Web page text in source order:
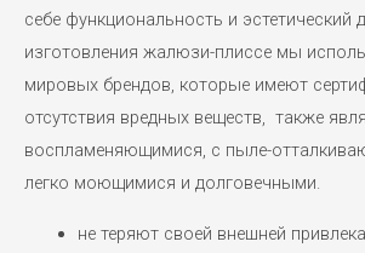
себе функциональность и
изготовления жалюзи-плиссе мы
мировых брендов, которые имеют
отсутствия вредных веществ, также
воспламеняющимися, с пыле-
легко моющимися и долговечными.
не теряют своей внешней